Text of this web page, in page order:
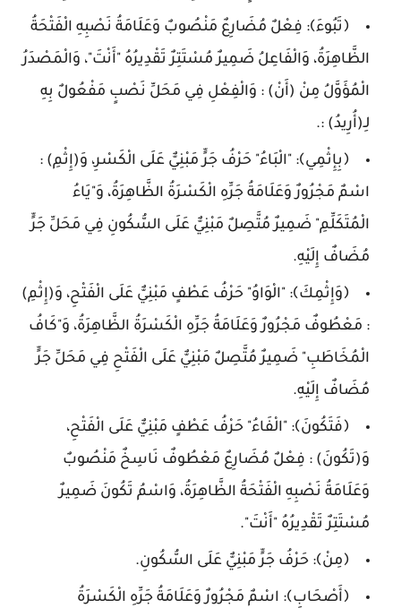
﴿تَبُوءَ﴾: فِعْلٌ مُضَارِعٌ مَنْصُوبٌ وَعَلَامَةُ نَصْبِهِ الْفَتْحَةُ
الظَّاهِرَةُ، وَالْفَاعِلُ ضَمِيرٌ مُسْتَتِرٌ تَقْدِيرُهُ "أَنْتَ"، وَالْمَصْدَرُ
الْمُؤَوَّلُ مِنْ (أَنْ) : وَالْفِعْلِ فِي مَحَلِّ نَصْبٍ مَفْعُولٌ بِهِ
لِـ(أُرِيدُ) :.
﴿بِإِثْمِي﴾: "الْبَاءُ" حَرْفُ جَرٍّ مَبْنِيٌّ عَلَى الْكَسْرِ، وَ(إِثْمِ) :
اسْمٌ مَجْرُورٌ وَعَلَامَةُ جَرِّهِ الْكَسْرَةُ الظَّاهِرَةُ، وَ"يَاءُ
الْمُتَكَلِّمِ" ضَمِيرٌ مُتَّصِلٌ مَبْنِيٌّ عَلَى السُّكُونِ فِي مَحَلِّ جَرٍّ
مُضَافٌ إِلَيْهِ.
﴿وَإِثْمِكَ﴾: "الْوَاوُ" حَرْفُ عَطْفٍ مَبْنِيٌّ عَلَى الْفَتْحِ، وَ(إِثْمِ)
: مَعْطُوفٌ مَجْرُورٌ وَعَلَامَةُ جَرِّهِ الْكَسْرَةُ الظَّاهِرَةُ، وَ"كَافُ
الْمُخَاطَبِ" ضَمِيرٌ مُتَّصِلٌ مَبْنِيٌّ عَلَى الْفَتْحِ فِي مَحَلِّ جَرٍّ
مُضَافٌ إِلَيْهِ.
﴿فَتَكُونَ﴾: "الْفَاءُ" حَرْفُ عَطْفٍ مَبْنِيٌّ عَلَى الْفَتْحِ،
وَ(تَكُونَ) : فِعْلٌ مُضَارِعٌ مَعْطُوفٌ نَاسِخٌ مَنْصُوبٌ
وَعَلَامَةُ نَصْبِهِ الْفَتْحَةُ الظَّاهِرَةُ، وَاسْمُ تَكُونَ ضَمِيرٌ
مُسْتَتِرٌ تَقْدِيرُهُ "أَنْتَ".
﴿مِنْ﴾: حَرْفُ جَرٍّ مَبْنِيٌّ عَلَى السُّكُونِ.
﴿أَصْحَابِ﴾: اسْمٌ مَجْرُورٌ وَعَلَامَةُ جَرِّهِ الْكَسْرَةُ